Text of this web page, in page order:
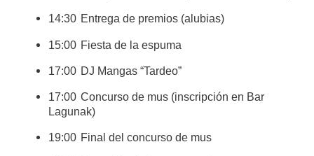
14:30 Entrega de premios (alubias)
15:00 Fiesta de la espuma
17:00 DJ Mangas “Tardeo”
17:00 Concurso de mus (inscripción en Bar
Lagunak)
19:00 Final del concurso de mus